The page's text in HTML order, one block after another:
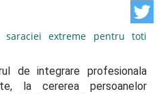
saraciei extreme pentru toti
de integrare profesionala
la cererea persoanelor